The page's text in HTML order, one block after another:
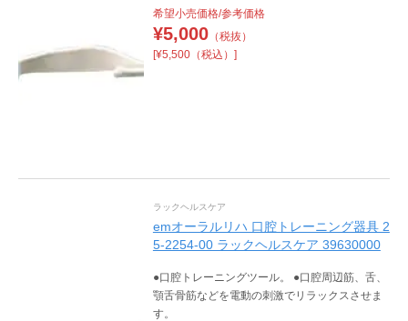
希望小売価格/参考価格
¥5,000（税抜）
[¥5,500（税込）]
ラックヘルスケア
emオーラルリハ 口腔トレーニング器具 2
5-2254-00 ラックヘルスケア 39630000
●口腔トレーニングツール。 ●口腔周辺筋、舌、
顎舌骨筋などを電動の刺激でリラックスさせま
す。